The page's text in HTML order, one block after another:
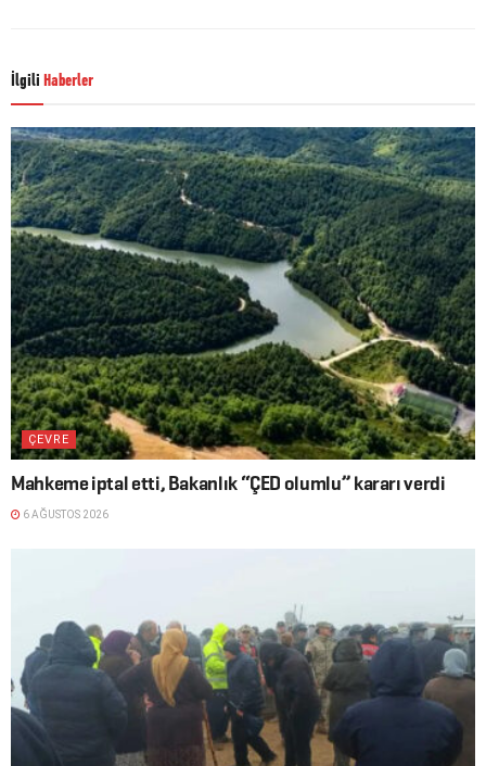
İlgili Haberler
ÇEVRE
Mahkeme iptal etti, Bakanlık “ÇED olumlu” kararı verdi
6 AĞUSTOS 2026